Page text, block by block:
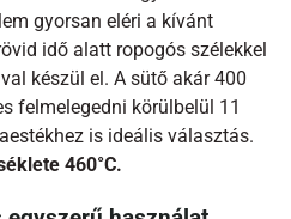
gyorsan eléri a kívánt
idő alatt ropogós szélekkel
készül el. A sütő akár 400
felmelegedni körülbelül 11
is ideális választás.
460°C.